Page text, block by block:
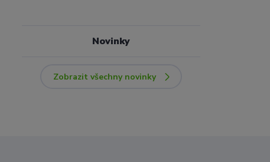
Novinky
Zobrazit všechny novinky